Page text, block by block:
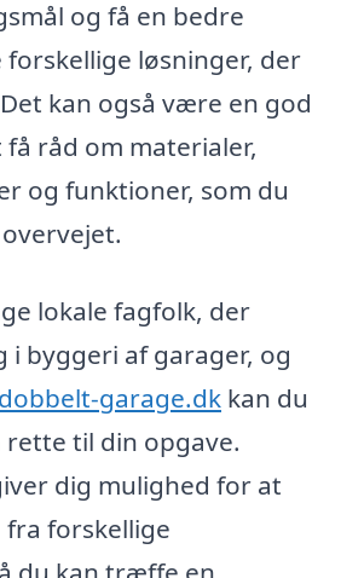
og få en bedre
løsninger, der
kan også være en god
råd om materialer,
og funktioner, som du
lokale fagfolk, der
i byggeri af garager, og
dobbelt-garage.dk kan du
til din opgave.
dig mulighed for at
forskellige